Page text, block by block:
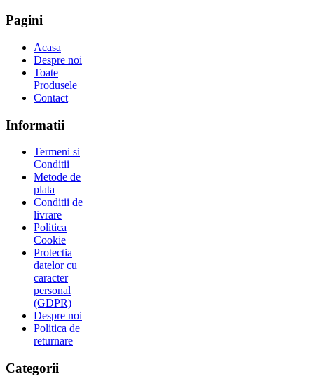
Pagini
Acasa
Despre noi
Toate
Produsele
Contact
Informatii
Termeni si
Conditii
Metode de
plata
Conditii de
livrare
Politica
Cookie
Protectia
datelor cu
caracter
personal
(GDPR)
Despre noi
Politica de
returnare
Categorii